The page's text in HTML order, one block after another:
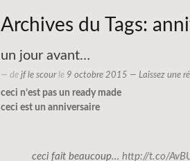
Archives du Tags:
un jour avant…
— de jf le scourle 9 octobre 2015 — Laissez une
ceci n’est pas un ready made
ceci est un anniversaire
ceci fait beaucoup… http://t.co/